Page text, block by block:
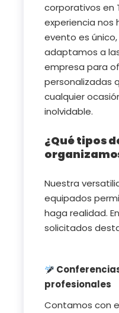
corporativos en
experiencia nos
evento es
adaptamos a
empresa para
personalizadas
cualquier
inolvidable.
¿Qué tipos
Nuestra
equipados
haga realidad.
solicitados
profesionales
Contamos con